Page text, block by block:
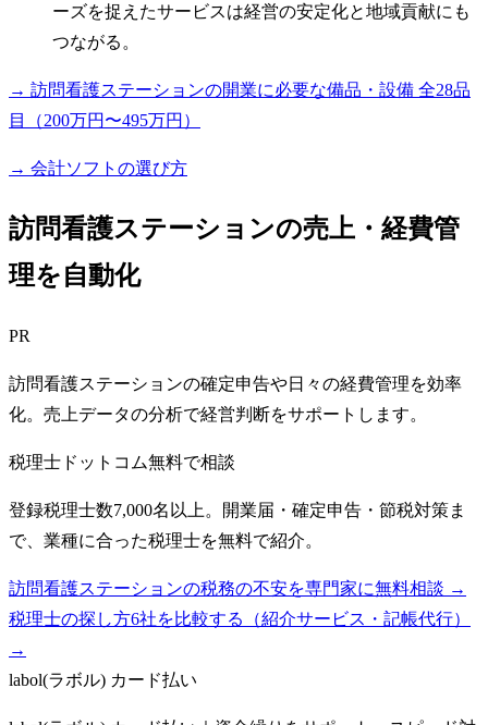
ーズを捉えたサービスは経営の安定化と地域貢献にも
つながる。
→ 訪問看護ステーションの開業に必要な備品・設備 全28品
目（200万円〜495万円）
→ 会計ソフトの選び方
訪問看護ステーションの売上・経費管
理を自動化
PR
訪問看護ステーションの確定申告や日々の経費管理を効率
化。売上データの分析で経営判断をサポートします。
税理士ドットコム無料で相談
登録税理士数7,000名以上。開業届・確定申告・節税対策ま
で、業種に合った税理士を無料で紹介。
訪問看護ステーションの税務の不安を専門家に無料相談 →
税理士の探し方6社を比較する（紹介サービス・記帳代行）
→
labol(ラボル) カード払い